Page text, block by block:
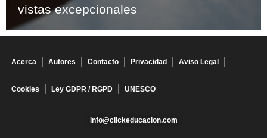
vistas excepcionales
Acerca Autores Contacto Privacidad Aviso Legal
Cookies Ley GDPR / RGPD UNESCO
info@clickeducacion.com